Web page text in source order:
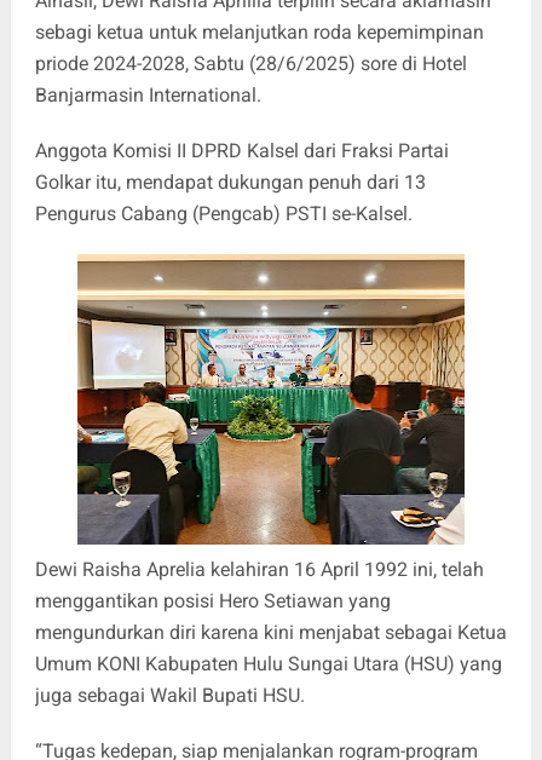
sebagi ketua untuk melanjutkan roda kepemimpinan
priode 2024-2028, Sabtu (28/6/2025) sore di Hotel
Banjarmasin International.
Anggota Komisi II DPRD Kalsel dari Fraksi Partai
Golkar itu, mendapat dukungan penuh dari 13
Pengurus Cabang (Pengcab) PSTI se-Kalsel.
Dewi Raisha Aprelia kelahiran 16 April 1992 ini, telah
menggantikan posisi Hero Setiawan yang
mengundurkan diri karena kini menjabat sebagai Ketua
Umum KONI Kabupaten Hulu Sungai Utara (HSU) yang
juga sebagai Wakil Bupati HSU.
“Tugas kedepan, siap menjalankan rogram-program